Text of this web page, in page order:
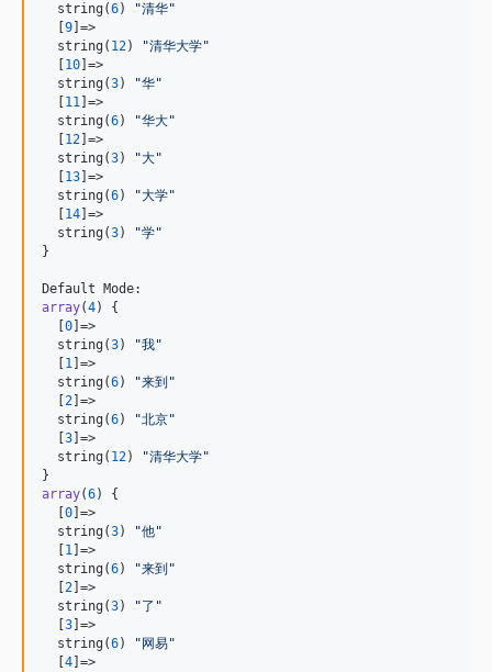
  string(
6) "清华"
9 ]=>
  string(
12) "清华大学"
10 ]=>
  string(
3) "华"
11 ]=>
  string(
6) "华大"
12 ]=>
  string(
3) "大"
13 ]=>
  string(
6) "大学"
14 ]=>
  string(
3) "学"
}
array(4) {
0 ]=>
  string(
3) "我"
1 ]=>
  string(
6) "来到 "
2 ]=>
  string(
6) "北京"
3 ]=>
  string(
12) "清华大学"
array(6) {
0 ]=>
  string(
3) "他"
1 ]=>
  string(
6) "来到 "
2 ]=>
  string(
3) "了 "
3 ]=>
  string(
6) " 网易"
4 ]=>